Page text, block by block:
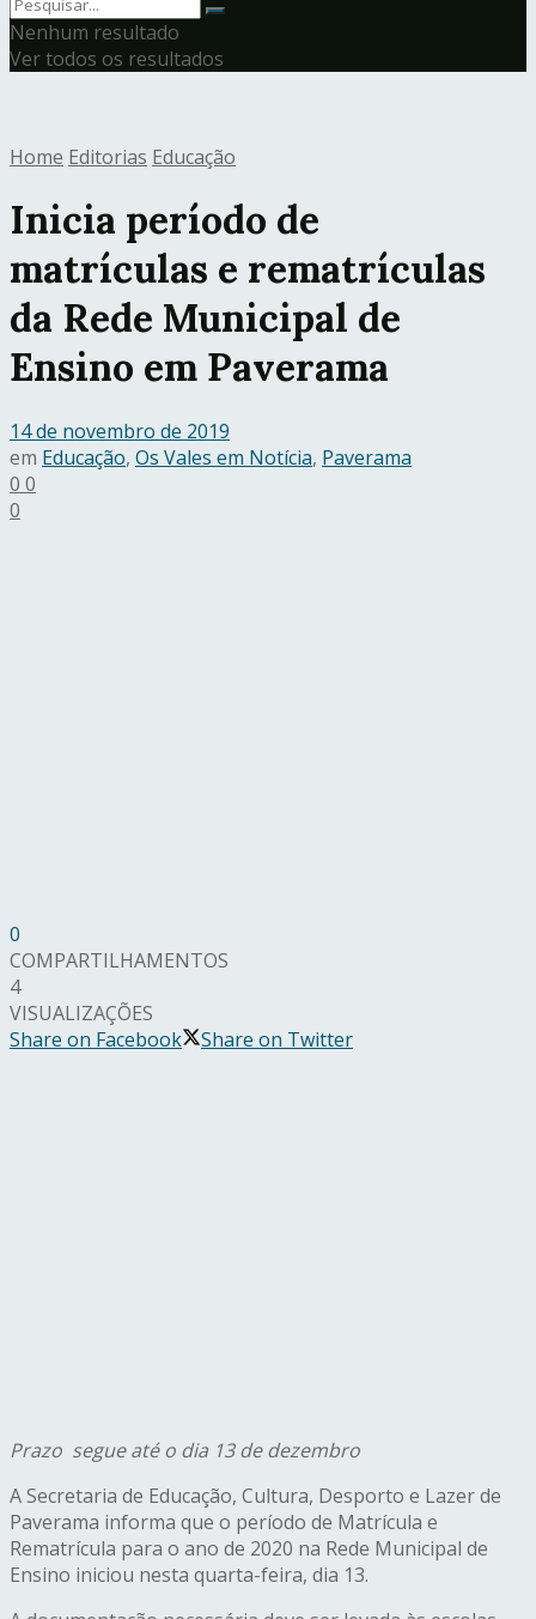
Nenhum resultado
Ver todos os resultados
Home Editorias Educação
Inicia período de
matrículas e rematrículas
da Rede Municipal de
Ensino em Paverama
14 de novembro de 2019
em Educação, Os Vales em Notícia, Paverama
0 0
0
0
COMPARTILHAMENTOS
4
VISUALIZAÇÕES
Share on Facebook
Share on Twitter
Prazo segue até o dia 13 de dezembro
A Secretaria de Educação, Cultura, Desporto e Lazer de
Paverama informa que o período de Matrícula e
Rematrícula para o ano de 2020 na Rede Municipal de
Ensino iniciou nesta quarta-feira, dia 13.